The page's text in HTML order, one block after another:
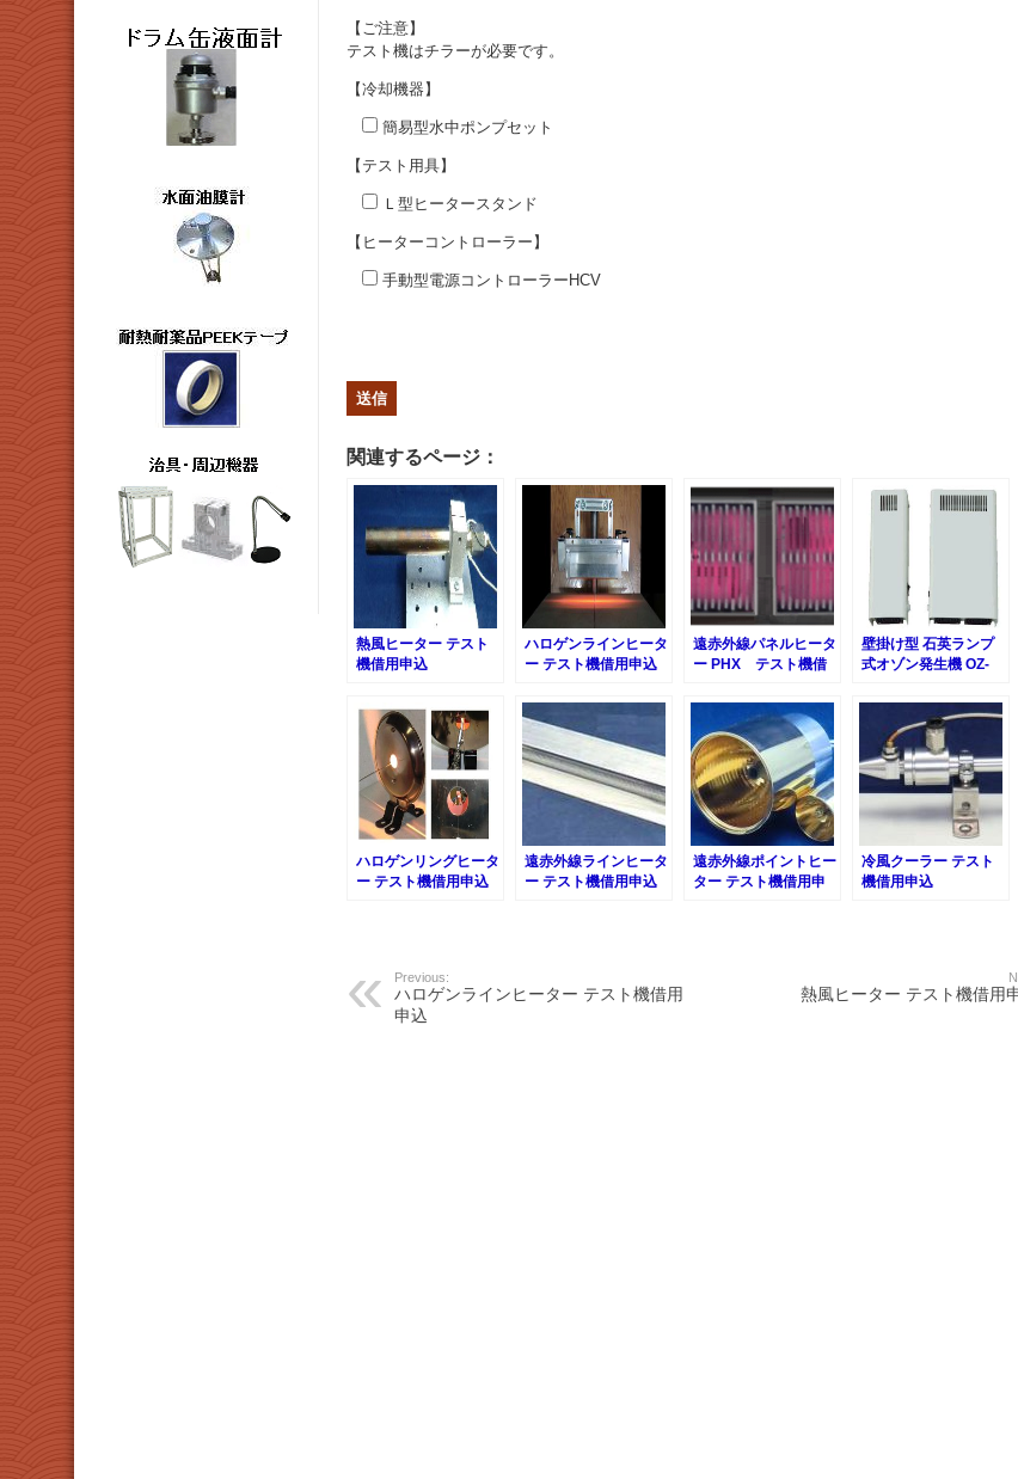
【ご注意】
テスト機はチラーが必要です。
【冷却機器】
簡易型水中ポンプセット
【テスト用具】
Ｌ型ヒータースタンド
【ヒーターコントローラー】
手動型電源コントローラーHCV
関連するページ：
熱風ヒーター テスト
機借用申込
ハロゲンラインヒータ
ー テスト機借用申込
遠赤外線パネルヒータ
ー PHX テスト機借
壁掛け型 石英ランプ
式オゾン発生機 OZ-
ハロゲンリングヒータ
ー テスト機借用申込
遠赤外線ラインヒータ
ー テスト機借用申込
遠赤外線ポイントヒー
ター テスト機借用申
冷風クーラー テスト
機借用申込
Previous:
ハロゲンラインヒーター テスト機借用
申込
熱風ヒーター テスト機借用